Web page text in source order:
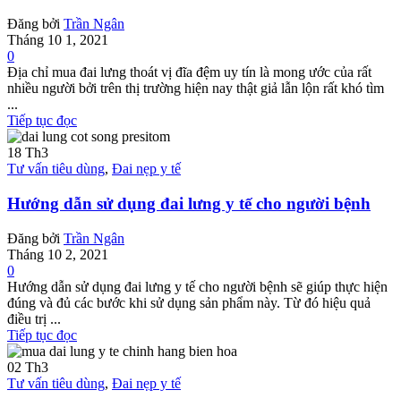
Đăng bởi Trần Ngân
Tháng 10 1, 2021
0
Địa chỉ mua đai lưng thoát vị đĩa đệm uy tín là mong ước của rất
nhiều người bởi trên thị trường hiện nay thật giả lẫn lộn rất khó tìm
...
Tiếp tục đọc
18 Th3
Tư vấn tiêu dùng, Đai nẹp y tế
Hướng dẫn sử dụng đai lưng y tế cho người bệnh
Đăng bởi Trần Ngân
Tháng 10 2, 2021
0
Hướng dẫn sử dụng đai lưng y tế cho người bệnh sẽ giúp thực hiện
đúng và đủ các bước khi sử dụng sản phẩm này. Từ đó hiệu quả
điều trị ...
Tiếp tục đọc
02 Th3
Tư vấn tiêu dùng, Đai nẹp y tế